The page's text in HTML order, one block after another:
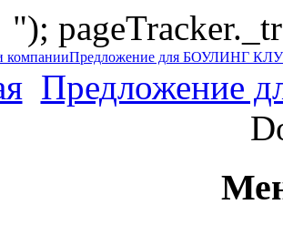
");
компанииПредложение для БОУЛИНГ
Предложение